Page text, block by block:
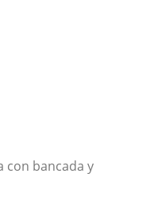
con bancada y